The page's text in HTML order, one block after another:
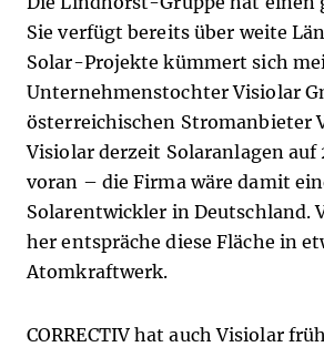
Sie verfügt bereits über weite
Solar-Projekte kümmert sich
Unternehmenstochter Visiolar
österreichischen Stromanbieter
Visiolar derzeit Solaranlagen auf
voran – die Firma wäre damit
Solarentwickler in Deutschland.
her entspräche diese Fläche in
Atomkraftwerk.
CORRECTIV hat auch Visiolar